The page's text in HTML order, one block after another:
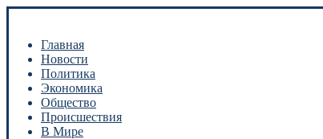
Главная
Новости
Политика
Экономика
Общество
Происшествия
В Мире